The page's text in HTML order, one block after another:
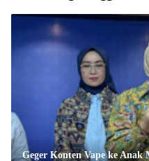
Geger Konten Vape ke Anak